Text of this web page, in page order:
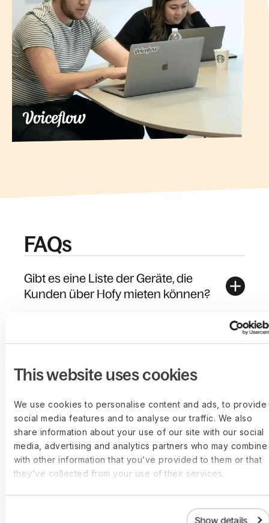
This website uses cookies
We use cookies to personalise content and ads, to provide
social media features and to analyse our traffic. We also
share information about your use of our site with our social
media, advertising and analytics partners who may combine
with other information that you’ve provided to them or that
they’ve collected from your use of their services.
Show details
FAQs
Gibt es eine Liste der Geräte, die
Kunden über Hofy mieten können?
Lieferzeit verfolgen?
Zahlt der Kunde eine Kaution, um
Equipment über Hofy zu mieten?
Was passiert, wenn ein Mietgerät
beschädigt wird? Gibt es